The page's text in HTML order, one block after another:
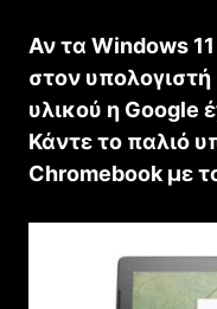
Αν τα Windows
στον
υλικού η Google
Κάντε το παλιό
Chromebook με